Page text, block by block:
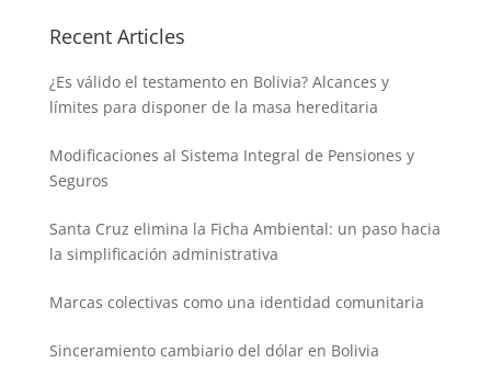
Recent Articles
¿Es válido el testamento en Bolivia? Alcances y
límites para disponer de la masa hereditaria
Modificaciones al Sistema Integral de Pensiones y
Seguros
Santa Cruz elimina la Ficha Ambiental: un paso hacia
la simplificación administrativa
Marcas colectivas como una identidad comunitaria
Sinceramiento cambiario del dólar en Bolivia